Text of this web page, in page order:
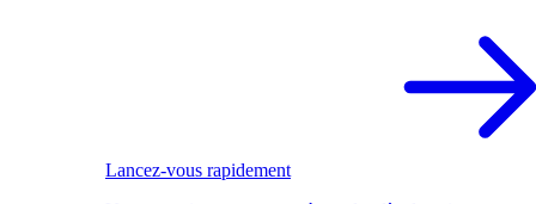
Lancez-vous rapidement